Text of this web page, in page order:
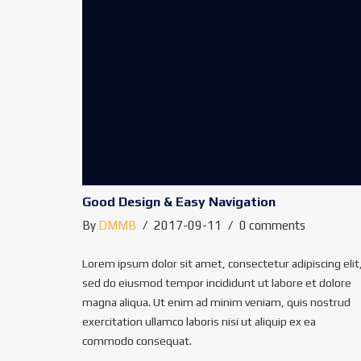
Good Design & Easy Navigation
By DMMB 2017-09-11 0 comments
Lorem ipsum dolor sit amet, consectetur adipiscing
sed do eiusmod tempor incididunt ut labore et dolore
magna aliqua. Ut enim ad minim veniam, quis nostrud
exercitation ullamco laboris nisi ut aliquip ex ea
commodo consequat.